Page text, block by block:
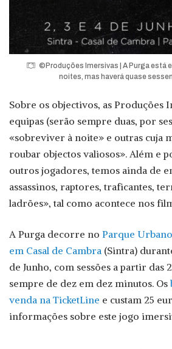
©Produções Imersivas | A Purga está
noites, mas haverá quase
Sobre os objectivos, as Produções
equipas (serão sempre duas, por
«sobreviver à noite» e outras cuja
roubar objectos valiosos». Além e
outros jogadores, temos ainda de
assassinos, raptores, traficantes,
ladrões», tal como acontece nos
A Purga decorre no Parque
em Casal de Cambra (Sintra)
de Junho, com sessões a partir das
sempre de dez em dez minutos. Os
venda na TicketLine e custam 25
informações sobre este jogo